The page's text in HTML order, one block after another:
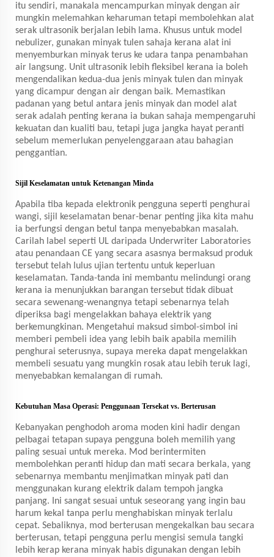
itu sendiri, manakala mencampurkan minyak dengan air
mungkin melemahkan keharuman tetapi membolehkan alat
serak ultrasonik berjalan lebih lama. Khusus untuk model
nebulizer, gunakan minyak tulen sahaja kerana alat ini
menyemburkan minyak terus ke udara tanpa penambahan
air langsung. Unit ultrasonik lebih fleksibel kerana ia boleh
mengendalikan kedua-dua jenis minyak tulen dan minyak
yang dicampur dengan air dengan baik. Memastikan
padanan yang betul antara jenis minyak dan model alat
serak adalah penting kerana ia bukan sahaja mempengaruhi
kekuatan dan kualiti bau, tetapi juga jangka hayat peranti
sebelum memerlukan penyelenggaraan atau bahagian
penggantian.
Sijil Keselamatan untuk Ketenangan Minda
Apabila tiba kepada elektronik pengguna seperti penghurai
wangi, sijil keselamatan benar-benar penting jika kita mahu
ia berfungsi dengan betul tanpa menyebabkan masalah.
Carilah label seperti UL daripada Underwriter Laboratories
atau penandaan CE yang secara asasnya bermaksud produk
tersebut telah lulus ujian tertentu untuk keperluan
keselamatan. Tanda-tanda ini membantu melindungi orang
kerana ia menunjukkan barangan tersebut tidak dibuat
secara sewenang-wenangnya tetapi sebenarnya telah
diperiksa bagi mengelakkan bahaya elektrik yang
berkemungkinan. Mengetahui maksud simbol-simbol ini
memberi pembeli idea yang lebih baik apabila memilih
penghurai seterusnya, supaya mereka dapat mengelakkan
membeli sesuatu yang mungkin rosak atau lebih teruk lagi,
menyebabkan kemalangan di rumah.
Kebutuhan Masa Operasi: Penggunaan Tersekat vs. Berterusan
Kebanyakan penghodoh aroma moden kini hadir dengan
pelbagai tetapan supaya pengguna boleh memilih yang
paling sesuai untuk mereka. Mod berintermiten
membolehkan peranti hidup dan mati secara berkala, yang
sebenarnya membantu menjimatkan minyak pati dan
menggunakan kurang elektrik dalam tempoh jangka
panjang. Ini sangat sesuai untuk seseorang yang ingin bau
harum kekal tanpa perlu menghabiskan minyak terlalu
cepat. Sebaliknya, mod berterusan mengekalkan bau secara
berterusan, tetapi pengguna perlu mengisi semula tangki
lebih kerap kerana minyak habis digunakan dengan lebih